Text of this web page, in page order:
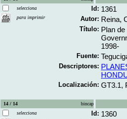
selecciona
para imprimir
Id: 1361
Autor: Reina,
Título: Plan
1998-
Fuente:
Descriptores:
Localización: GT3.1,
14 / 14
bincap
selecciona
Id: 1360